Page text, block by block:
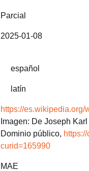
Parcial
2025-01-08
español
latín
https://
Imagen: De Joseph
Dominio público,
curid=165990
MAE